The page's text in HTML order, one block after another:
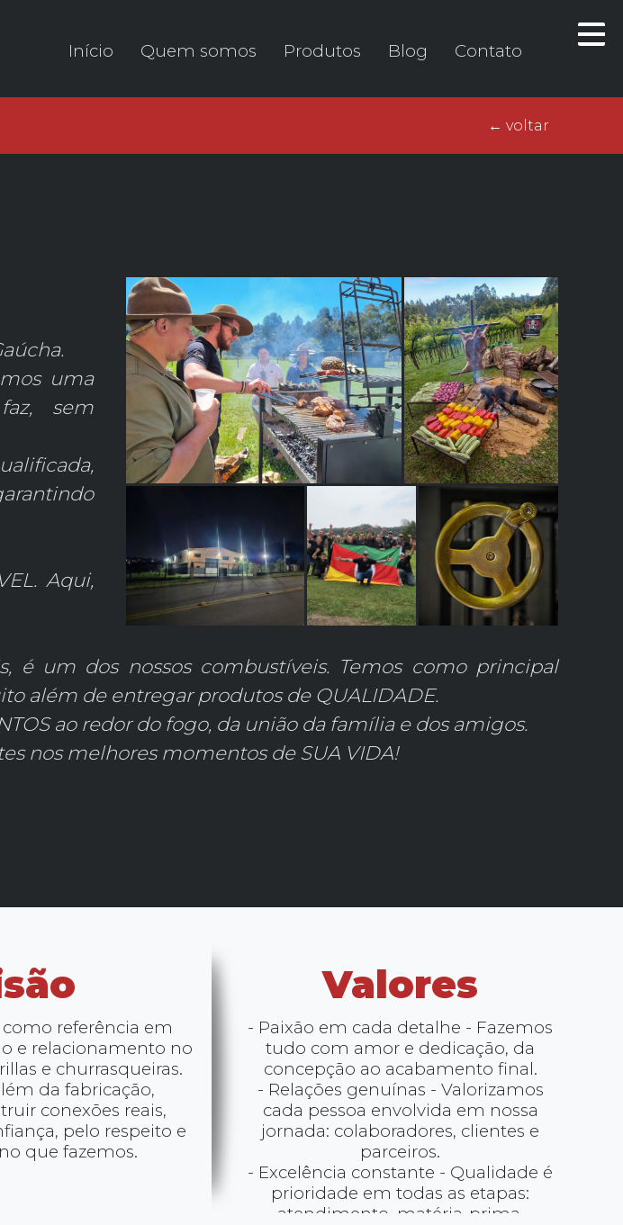
Início Quem somos Produtos Blog Contato
← voltar
uma
sem
Aqui,
é um dos nossos combustíveis. Temos como principal
além de entregar produtos de QUALIDADE.
ao redor do fogo, da união da família e dos amigos.
nos melhores momentos de SUA VIDA!
referência em
e relacionamento no
e churrasqueiras.
da fabricação,
conexões reais,
pelo respeito e
que fazemos.
Valores
- Paixão em cada detalhe - Fazemos
tudo com amor e dedicação, da
concepção ao acabamento final.
- Relações genuínas - Valorizamos
cada pessoa envolvida em nossa
jornada: colaboradores, clientes e
parceiros.
- Excelência constante - Qualidade é
prioridade em todas as etapas:
atendimento, matéria-prima,